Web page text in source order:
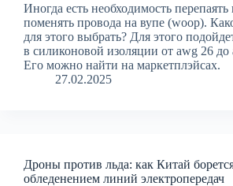
Иногда есть необходимость перепаять
поменять провода на вупе (woop).
для этого выбрать? Для этого
в силиконовой изоляции от awg 26 до
Его можно найти на маркетплэйсах.
27.02.2025
Дроны против льда: как Китай
обледенением линий электропередач